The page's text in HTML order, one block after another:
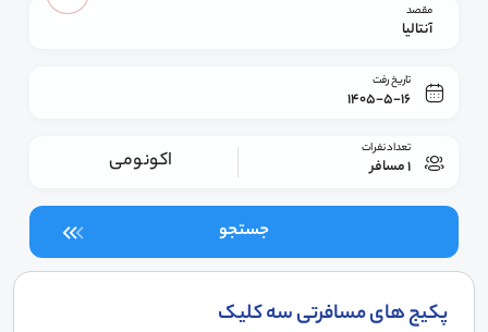
مقصد
آنتالیا
تاریخ رفت
1405-5-16
تعداد نفرات
1 مسافر اکونومی
جستجو
پکیج های مسافرتی سه کلیک